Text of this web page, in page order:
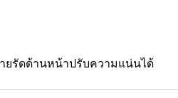
ยรัดด้านหน้าปรับความแน่นได้